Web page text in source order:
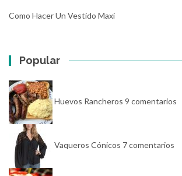
Como Hacer Un Vestido Maxi
Popular
Huevos Rancheros 9 comentarios
Vaqueros Cónicos 7 comentarios